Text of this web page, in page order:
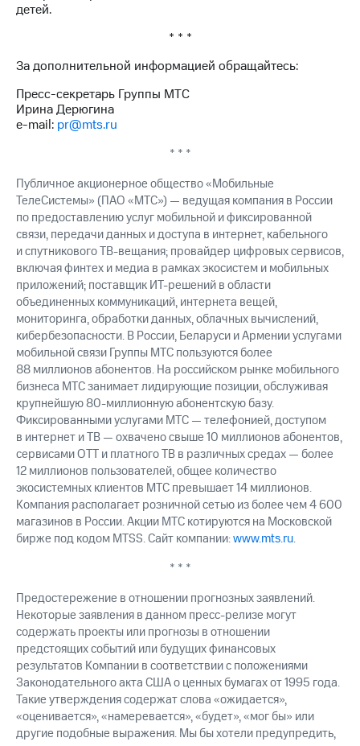
детей.
* * *
За дополнительной информацией обращайтесь:
Пресс-секретарь Группы МТС
Ирина Дерюгина
e-mail: pr@mts.ru
* * *
Публичное акционерное общество «Мобильные
ТелеСистемы» (ПАО «МТС») — ведущая компания в России
по предоставлению услуг мобильной и фиксированной
связи, передачи данных и доступа в интернет, кабельного
и спутникового ТВ-вещания; провайдер цифровых сервисов,
включая финтех и медиа в рамках экосистем и мобильных
приложений; поставщик ИТ-решений в области
объединенных коммуникаций, интернета вещей,
мониторинга, обработки данных, облачных вычислений,
кибербезопасности. В России, Беларуси и Армении услугами
мобильной связи Группы МТС пользуются более
88 миллионов абонентов. На российском рынке мобильного
бизнеса МТС занимает лидирующие позиции, обслуживая
крупнейшую 80-миллионную абонентскую базу.
Фиксированными услугами МТС — телефонией, доступом
в интернет и ТВ — охвачено свыше 10 миллионов абонентов,
сервисами OTT и платного ТВ в различных средах — более
12 миллионов пользователей, общее количество
экосистемных клиентов МТС превышает 14 миллионов.
Компания располагает розничной сетью из более чем 4 600
магазинов в России. Акции МТС котируются на Московской
бирже под кодом MTSS. Сайт компании:www.mts.ru.
* * *
Предостережение в отношении прогнозных заявлений.
Некоторые заявления в данном пресс-релизе могут
содержать проекты или прогнозы в отношении
предстоящих событий или будущих финансовых
результатов Компании в соответствии с положениями
Законодательного акта США о ценных бумагах от 1995 года.
Такие утверждения содержат слова «ожидается»,
«оценивается», «намеревается», «будет», «мог бы» или
другие подобные выражения. Мы бы хотели предупредить,